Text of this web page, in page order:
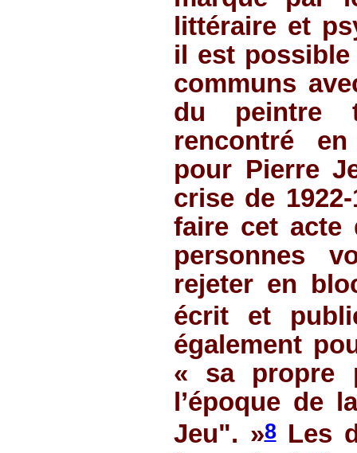
littéraire et
il est
communs
du peintre
rencontré
pour Pierre
crise de
faire cet acte
personnes
rejeter en
écrit et
également
« sa propre
l’époque de
Jeu". »8Les